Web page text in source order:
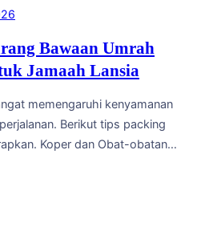
Bawaan Umrah
Jamaah Lansia
memengaruhi kenyamanan
Berikut tips packing
Koper dan Obat-obatan
Pisahkan obat-obatan